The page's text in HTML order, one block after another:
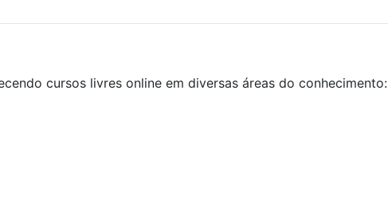
cursos livres online em diversas áreas do conhecimento: